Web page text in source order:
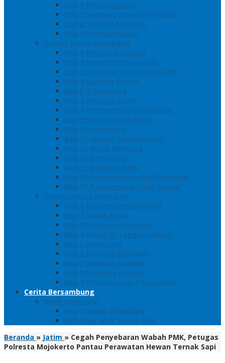
Bab 6 Pengepungan
Bab 7 Gerbang Pasukan Khusus
Bab 8 Tanah Larangan
Bab 9 Penyelamatan
Langit Hitam Majapahit
Bab 1 Menuju Kotaraja
Bab 2 Matahari Majapahit
Bab 3 Di Bawah Panji Majapahit
Bab 4 Gunung Semar
Bab 5 Tiga Orang
Bab 6 Wringin Anom
Bab 7 Pemberontakan Senyap
Bab 8 Siasat Gajah Mada
Bab 9 Rawa-rawa
Bab 10 Malam Penumpasan
Bab 11 Bulak Banteng
Bab 12 Persiapan
Bab 13 Rencana Lain
Bab 14 Pertempuran Hari Pertama
Bab 15 Pertempuran Hari Kedua
Penaklukan Panarukan
Bab 1 Rencana Penaklukan
Bab 2 Sabuk Inten
Bab 3 Pangeran Benawa
Bab 4 Kabut di Tengah Malam
Bab 5 Berhitung
Bab 6 Lembah Merbabu
Bab 7 Wedhus Gembel
Bab 8 Gerbang Demak
Bab 9 Pertempuran Panarukan
Cerita Bersambung
Sang Maharani
Bab 1 Bulan Telanjang
Bab 2 Nir Wuk Tanpa Jalu
Beranda » Jatim » Cegah Penyebaran Wabah PMK, Petugas
Polresta Mojokerto Pantau Perawatan Hewan Ternak Sapi